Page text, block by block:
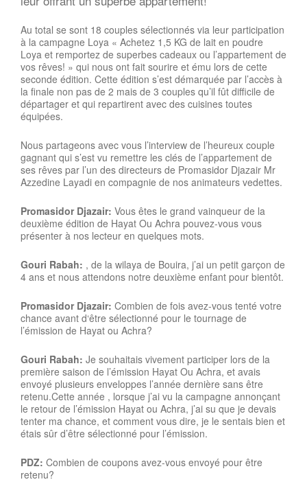
Au total se sont 18 couples sélectionnés via leur participation
à la campagne Loya « Achetez 1,5 KG de lait en poudre
Loya et remportez de superbes cadeaux ou l’appartement de
vos rêves! » qui nous ont fait sourire et ému lors de cette
seconde édition. Cette édition s’est démarquée par l’accès à
la finale non pas de 2 mais de 3 couples qu’il fût difficile de
départager et qui repartirent avec des cuisines toutes
équipées.
Nous partageons avec vous l’interview de l’heureux couple
gagnant qui s’est vu remettre les clés de l’appartement de
ses rêves par l’un des directeurs de Promasidor Djazair Mr
Azzedine Layadi en compagnie de nos animateurs vedettes.
Promasidor Djazair: Vous êtes le grand vainqueur de la
deuxième édition de Hayat Ou Achra pouvez-vous vous
présenter à nos lecteur en quelques mots.
Gouri Rabah: , de la wilaya de Bouira, j’ai un petit garçon de
4 ans et nous attendons notre deuxième enfant pour bientôt.
Promasidor Djazair: Combien de fois avez-vous tenté votre
chance avant d‘être sélectionné pour le tournage de
l’émission de Hayat ou Achra?
Gouri Rabah: Je souhaitais vivement participer lors de la
première saison de l’émission Hayat Ou Achra, et avais
envoyé plusieurs enveloppes l’année dernière sans être
retenu.Cette année , lorsque j’ai vu la campagne annonçant
le retour de l’émission Hayat ou Achra, j’ai su que je devais
tenter ma chance, et comment vous dire, je le sentais bien et
étais sûr d’être sélectionné pour l’émission.
PDZ: Combien de coupons avez-vous envoyé pour être
retenu?